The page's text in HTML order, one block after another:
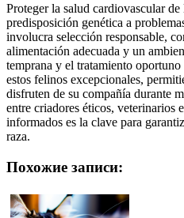
Proteger la salud cardiovascular
predisposición genética a
involucra selección responsable,
alimentación adecuada y un
temprana y el tratamiento
estos felinos excepcionales,
disfruten de su compañía durante
entre criadores éticos, veterinarios
informados es la clave para
raza.
Похожие записи: